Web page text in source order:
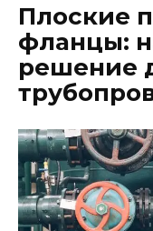
Плоские
фланцы:
решение